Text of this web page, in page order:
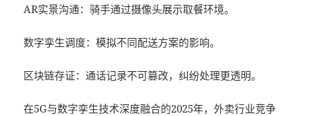
AR实景沟通：骑手通过摄像头展示取餐环境。
数字孪生调度：模拟不同配送方案的影响。
区块链存证：通话记录不可篡改，纠纷处理更透明。
在5G与数字孪生技术深度融合的2025年，外卖行业竞争